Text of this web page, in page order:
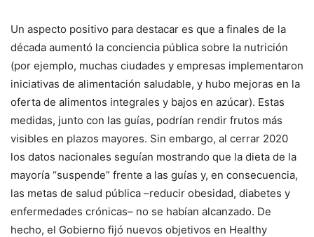
Un aspecto positivo para destacar es que a finales de la
década aumentó la conciencia pública sobre la nutrición
(por ejemplo, muchas ciudades y empresas implementaron
iniciativas de alimentación saludable, y hubo mejoras en la
oferta de alimentos integrales y bajos en azúcar). Estas
medidas, junto con las guías, podrían rendir frutos más
visibles en plazos mayores. Sin embargo, al cerrar 2020
los datos nacionales seguían mostrando que la dieta de la
mayoría “suspende” frente a las guías y, en consecuencia,
las metas de salud pública –reducir obesidad, diabetes y
enfermedades crónicas– no se habían alcanzado. De
hecho, el Gobierno fijó nuevos objetivos en Healthy